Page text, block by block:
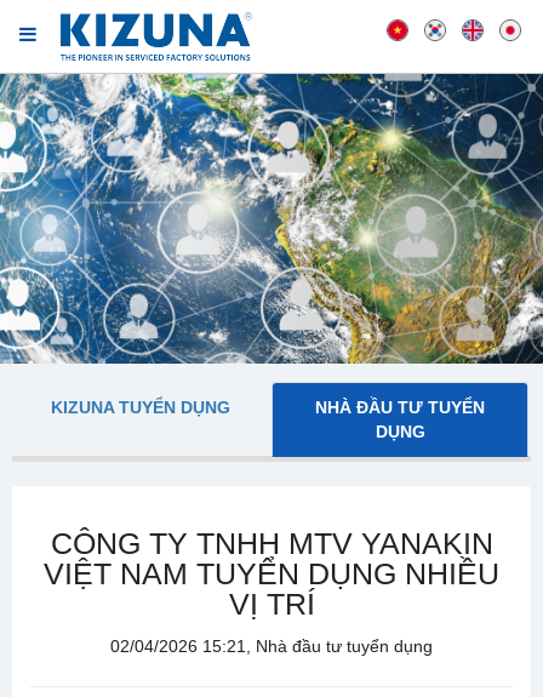
KIZUNA TUYỂN DỤNG
NHÀ ĐẦU TƯ TUYỂN
DỤNG
CÔNG TY TNHH MTV YANAKIN
VIỆT NAM TUYỂN DỤNG NHIỀU
VỊ TRÍ
02/04/2026 15:21, Nhà đầu tư tuyển dụng